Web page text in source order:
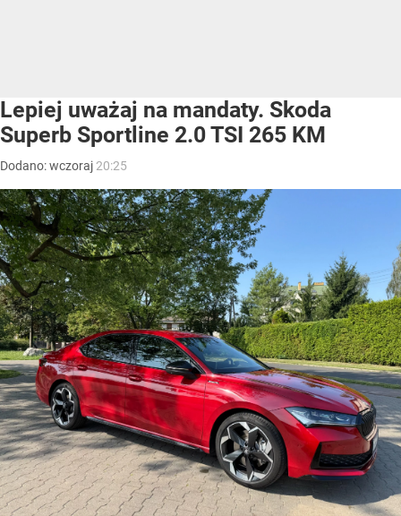
Lepiej uważaj na mandaty. Skoda
Superb Sportline 2.0 TSI 265 KM
Dodano:wczoraj 20:25